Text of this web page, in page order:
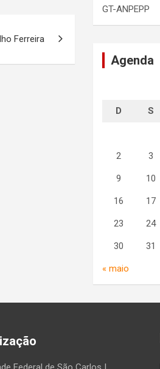
Ferreira
GT-ANPEPP
Agenda
D S
2 3
9 10
16 17
23 24
30 31
« maio